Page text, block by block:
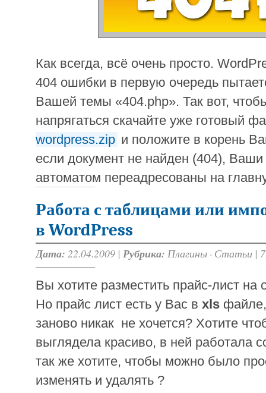
Как всегда, всё очень просто.
404 ошибки в первую очередь
Вашей темы «404.php». Так вот,
напрягаться скачайте уже готовый
wordpress.zip и положите в корень
если документ не найден (404), Ваши
автоматом переадресованы на
Работа с таблицами или
в WordPress
Дата: 22.04.2009 | Рубрика: Плагины · Статьи |
Вы хотите разместить прайс-лист на
Но прайс лист есть у Вас в xls
заново никак не хочется? Хотите
выглядела красиво, в ней работала
так же хотите, чтобы можно было
изменять и удалять ?